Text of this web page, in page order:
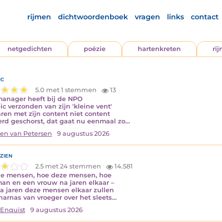
rijmen dichtwoordenboek vragen links contact
netgedichten poëzie hartenkreten
5.0 met 1 stemmen
13
heeft bij de NPO
verzonden van zijn 'kleine vent'
met zijn content niet content
geschorst, dat gaat nu eenmaal zo…
van Petersen
9 augustus 2026
2.5 met 24 stemmen
14.581
mensen, hoe deze mensen, hoe
en een vrouw na jaren elkaar –
jaren deze mensen elkaar zullen
van vroeger over het sleets…
9 augustus 2026